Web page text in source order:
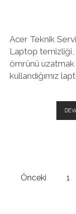
Acer Teknik
Laptop temizliği,
ömrünü uzatmak
kullandığımız
YazıÖnceki 1